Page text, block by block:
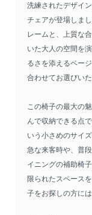
洗練されたデザイ
チェアが登場しま
レームと、上質な
いた大人の空間を
るさを添えるベー
合わせてお選びいた
この椅子の最大の
んで収納できる点
いう小さめのサイ
急な来客時や、普
イニングの補助椅
限られたスペース
子をお探しの方に